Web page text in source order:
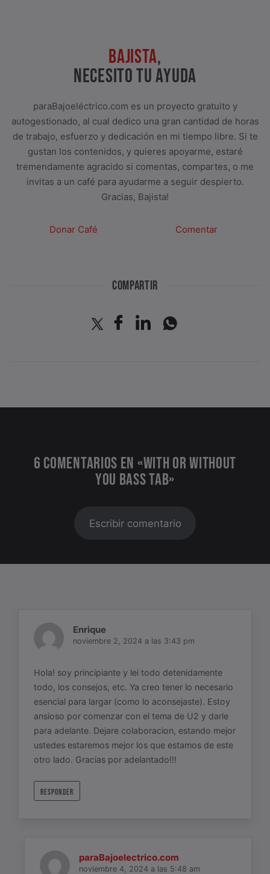
BAJISTA,
NECESITO TU AYUDA
paraBajoeléctrico.com es un proyecto gratuito y
autogestionado, al cual dedico una gran cantidad de horas
de trabajo, esfuerzo y dedicación en mi tiempo libre. Si te
gustan los contenidos, y quieres apoyarme, estaré
tremendamente agracido si comentas, compartes, o me
invitas a un café para ayudarme a seguir despierto.
Gracias, Bajista!
Donar Café Comentar
COMPARTIR
6 COMENTARIOS EN «WITH OR WITHOUT
YOU BASS TAB»
Escribir comentario
Enrique
noviembre 2, 2024 a las 3:43 pm
Hola! soy principiante y lei todo detenidamente
todo, los consejos, etc. Ya creo tener lo necesario
esencial para largar (como lo aconsejaste). Estoy
ansioso por comenzar con el tema de U2 y darle
para adelante. Dejare colaboracion, estando mejor
ustedes estaremos mejor los que estamos de este
otro lado. Gracias por adelantado!!!
RESPONDER
paraBajoelectrico.com
noviembre 4, 2024 a las 5:48 am